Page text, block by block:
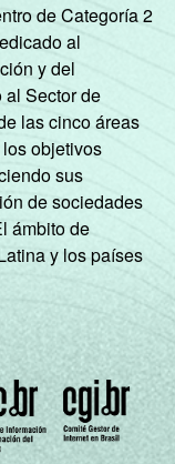
de Categoría 2
al
y del
Sector de
las cinco áreas
objetivos
sus
de sociedades
ámbito de
y los países